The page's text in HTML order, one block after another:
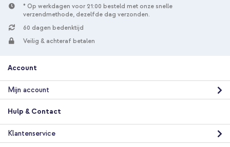
* Op werkdagen voor 21:00 besteld met onze snelle
verzendmethode, dezelfde dag verzonden.
60 dagen bedenktijd
Veilig & achteraf betalen
Account
Mijn account
Hulp & Contact
Klantenservice